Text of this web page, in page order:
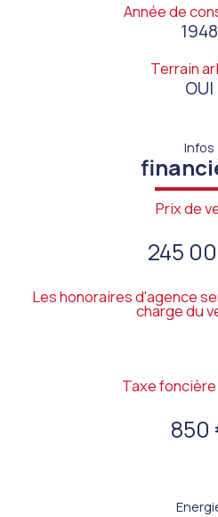
Année de
1948
Terrain
OUI
Infos
Prix de
245
Les honoraires d'agence
charge du
Taxe
850